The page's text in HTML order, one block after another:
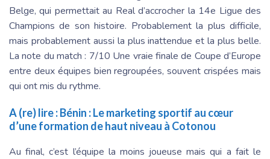
Belge, qui permettait au Real d’accrocher la 14e Ligue des
Champions de son histoire. Probablement la plus difficile,
mais probablement aussi la plus inattendue et la plus belle.
La note du match : 7/10 Une vraie finale de Coupe d’Europe
entre deux équipes bien regroupées, souvent crispées mais
qui ont mis du rythme.
A (re) lire :Bénin : Le marketing sportif au cœur
d’une formation de haut niveau à Cotonou
Au final, c’est l’équipe la moins joueuse mais qui a fait le